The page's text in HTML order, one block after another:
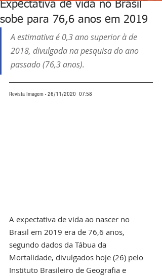
Expectativa de vida no Brasil
sobe para 76,6 anos em 2019
A estimativa é 0,3 ano superior à de
2018, divulgada na pesquisa do ano
passado (76,3 anos).
Revista Imagem - 26/11/2020  07:58
A expectativa de vida ao nascer no
Brasil em 2019 era de 76,6 anos,
segundo dados da Tábua da
Mortalidade, divulgados hoje (26) pelo
Instituto Brasileiro de Geografia e